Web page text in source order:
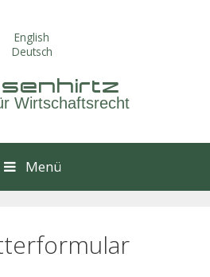
English
Deutsch
Wirtschaftsrecht
Menü